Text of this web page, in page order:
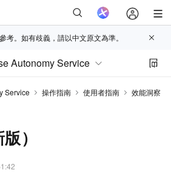
考。如有歧義，請以中文原文為準。
Autonomy Service
Service 操作指南 使用者指南
效能洞察
）